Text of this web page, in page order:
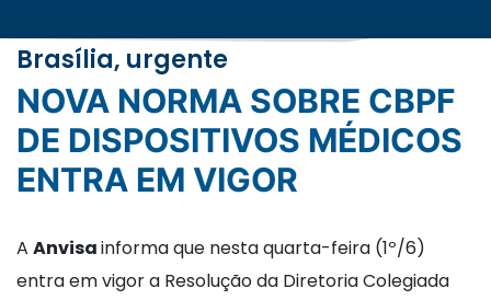
Brasília, urgente
NOVA NORMA SOBRE CBPF
DE DISPOSITIVOS MÉDICOS
ENTRA EM VIGOR
A Anvisainforma que nesta quarta-feira (1º/6)
entra em vigor a Resolução da Diretoria Colegiada